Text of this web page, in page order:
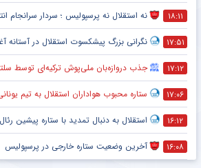
۱۸:۱۱ نه استقلال نه پرسپولیس ؛ سردار سرانجام
۱۷:۵۱ نگرانی بزرگ پیشکسوت استقلال در آستانه
۱۷:۱۲ جذب دروازه‌بان ملی‌پوش ترکیه‌ای توسط
۱۷:۰۶ ستاره محبوب هواداران استقلال به تیم
۱۶:۱۲ استقلال به دنبال تمدید با ستاره پیشین
۱۶:۰۸ آخرین وضعیت ستاره خارجی در پرسپولیس